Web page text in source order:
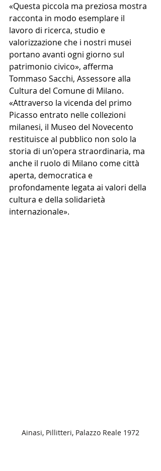
«Questa piccola ma preziosa mostra
racconta in modo esemplare il
lavoro di ricerca, studio e
valorizzazione che i nostri musei
portano avanti ogni giorno sul
patrimonio civico», afferma
Tommaso Sacchi, Assessore alla
Cultura del Comune di Milano.
«Attraverso la vicenda del primo
Picasso entrato nelle collezioni
milanesi, il Museo del Novecento
restituisce al pubblico non solo la
storia di un'opera straordinaria, ma
anche il ruolo di Milano come città
aperta, democratica e
profondamente legata ai valori della
cultura e della solidarietà
internazionale».
Ainasi, Pillitteri, Palazzo Reale 1972